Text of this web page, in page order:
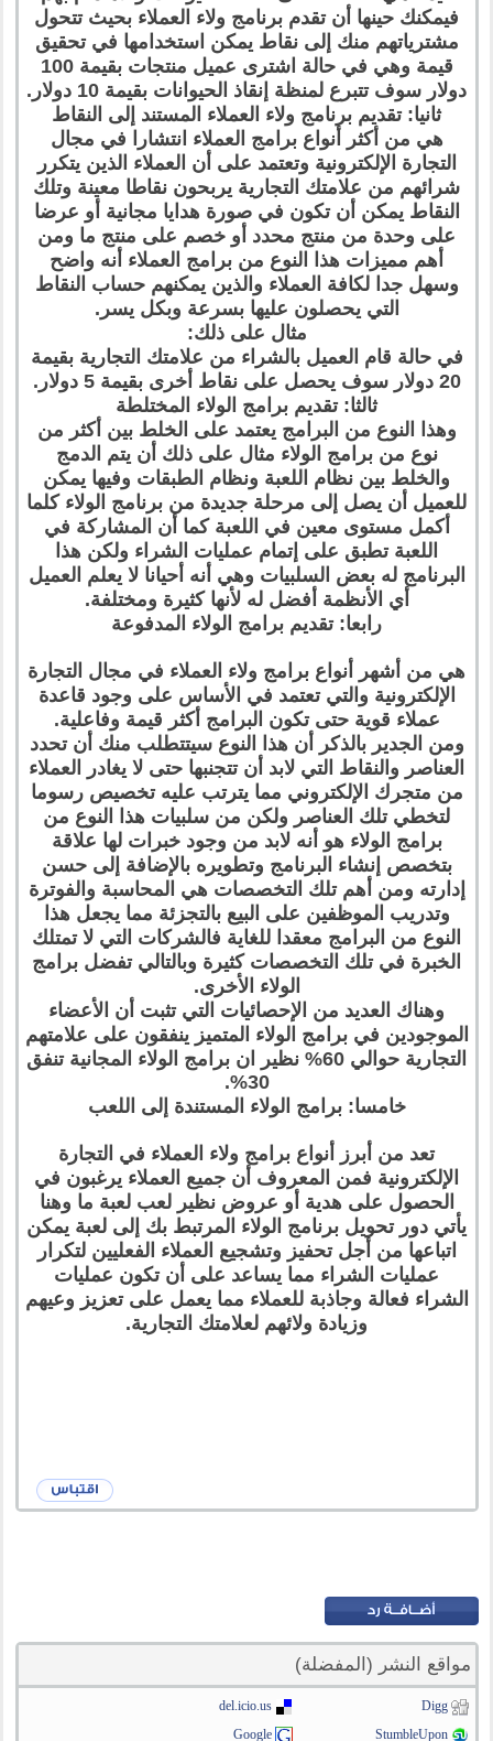
فيمكنك حينها أن تقدم برنامج ولاء العملاء بحيث تتحول
مشترياتهم منك إلى نقاط يمكن استخدامها في تحقيق
قيمة وهي في حالة اشترى عميل منتجات بقيمة 100
دولار سوف تتبرع لمنظة إنقاذ الحيوانات بقيمة 10 دولار.
ثانيا: تقديم برنامج ولاء العملاء المستند إلى النقاط
هي من أكثر أنواع برامج العملاء انتشارا في مجال
التجارة الإلكترونية وتعتمد على أن العملاء الذين يتكرر
شرائهم من علامتك التجارية يربحون نقاطا معينة وتلك
النقاط يمكن أن تكون في صورة هدايا مجانية أو عرضا
على وحدة من منتج محدد أو خصم على منتج ما ومن
أهم مميزات هذا النوع من برامج العملاء أنه واضح
وسهل جدا لكافة العملاء والذين يمكنهم حساب النقاط
التي يحصلون عليها بسرعة وبكل يسر.
مثال على ذلك:
في حالة قام العميل بالشراء من علامتك التجارية بقيمة
20 دولار سوف يحصل على نقاط أخرى بقيمة 5 دولار.
ثالثا: تقديم برامج الولاء المختلطة
وهذا النوع من البرامج يعتمد على الخلط بين أكثر من
نوع من برامج الولاء مثال على ذلك أن يتم الدمج
والخلط بين نظام اللعبة ونظام الطبقات وفيها يمكن
للعميل أن يصل إلى مرحلة جديدة من برنامج الولاء كلما
أكمل مستوى معين في اللعبة كما أن المشاركة في
اللعبة تطبق على إتمام عمليات الشراء ولكن هذا
البرنامج له بعض السلبيات وهي أنه أحيانا لا يعلم العميل
أي الأنظمة أفضل له لأنها كثيرة ومختلفة.
رابعا: تقديم برامج الولاء المدفوعة
هي من أشهر أنواع برامج ولاء العملاء في مجال التجارة
الإلكترونية والتي تعتمد في الأساس على وجود قاعدة
عملاء قوية حتى تكون البرامج أكثر قيمة وفاعلية.
ومن الجدير بالذكر أن هذا النوع سيتتطلب منك أن تحدد
العناصر والنقاط التي لابد أن تتجنبها حتى لا يغادر العملاء
من متجرك الإلكتروني مما يترتب عليه تخصيص رسوما
لتخطي تلك العناصر ولكن من سلبيات هذا النوع من
برامج الولاء هو أنه لابد من وجود خبرات لها علاقة
بتخصص إنشاء البرنامج وتطويره بالإضافة إلى حسن
إدارته ومن أهم تلك التخصصات هي المحاسبة والفوترة
وتدريب الموظفين على البيع بالتجزئة مما يجعل هذا
النوع من البرامج معقدا للغاية فالشركات التي لا تمتلك
الخبرة في تلك التخصصات كثيرة وبالتالي تفضل برامج
الولاء الأخرى.
وهناك العديد من الإحصائيات التي تثبت أن الأعضاء
الموجودين في برامج الولاء المتميز ينفقون على علامتهم
التجارية حوالي 60% نظير ان برامج الولاء المجانية تنفق
30%.
خامسا: برامج الولاء المستندة إلى اللعب
تعد من أبرز أنواع برامج ولاء العملاء في التجارة
الإلكترونية فمن المعروف أن جميع العملاء يرغبون في
الحصول على هدية أو عروض نظير لعب لعبة ما وهنا
يأتي دور تحويل برنامج الولاء المرتبط بك إلى لعبة يمكن
اتباعها من أجل تحفيز وتشجيع العملاء الفعليين لتكرار
عمليات الشراء مما يساعد على أن تكون عمليات
الشراء فعالة وجاذبة للعملاء مما يعمل على تعزيز وعيهم
وزيادة ولائهم لعلامتك التجارية.
مواقع النشر (المفضلة)
Digg
del.icio.us
StumbleUpon
Google